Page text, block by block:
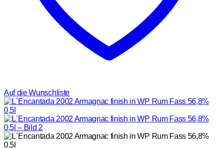
Auf die Wunschliste